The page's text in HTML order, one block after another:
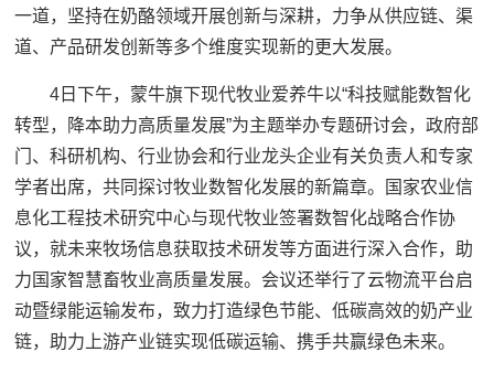
一道，坚持在奶酪领域开展创新与深耕，力争从供应链、渠
道、产品研发创新等多个维度实现新的更大发展。
4日下午，蒙牛旗下现代牧业爱养牛以“科技赋能数智化
转型，降本助力高质量发展”为主题举办专题研讨会，政府部
门、科研机构、行业协会和行业龙头企业有关负责人和专家
学者出席，共同探讨牧业数智化发展的新篇章。国家农业信
息化工程技术研究中心与现代牧业签署数智化战略合作协
议，就未来牧场信息获取技术研发等方面进行深入合作，助
力国家智慧畜牧业高质量发展。会议还举行了云物流平台启
动暨绿能运输发布，致力打造绿色节能、低碳高效的奶产业
链，助力上游产业链实现低碳运输、携手共赢绿色未来。